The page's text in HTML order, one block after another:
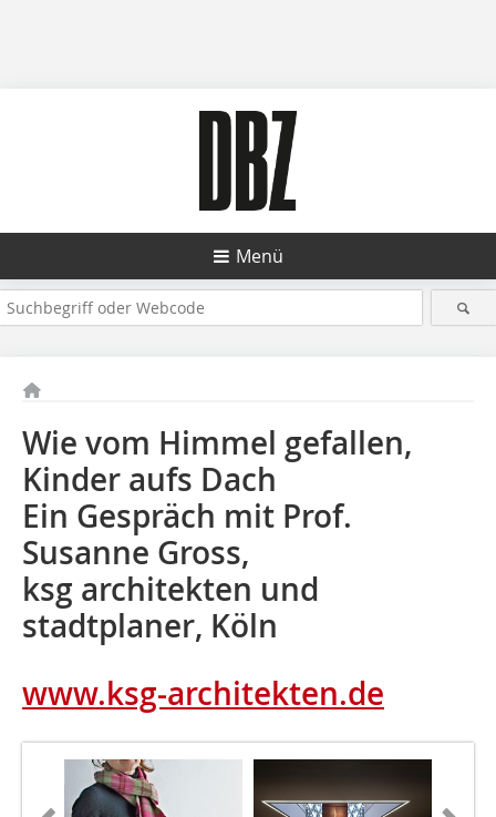
Menü
Wie vom Himmel gefallen,
Kinder aufs Dach
Ein Gespräch mit Prof.
Susanne Gross,
ksg architekten und
stadtplaner, Köln
www.ksg-architekten.de